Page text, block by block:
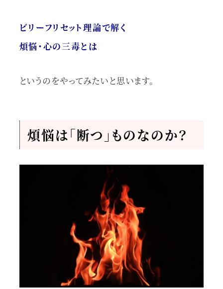
ビリーフリセット理論で解く
煩悩・心の三毒とは
というのをやってみたいと思います。
煩悩は「断つ」ものなのか？